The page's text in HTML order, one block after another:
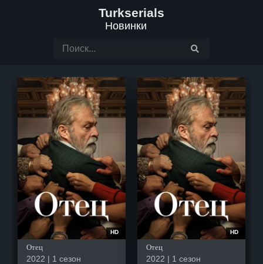
Turkserials
Новинки
HD
Отец
2022 | 1 сезон
HD
Отец
2022 | 1 сезон